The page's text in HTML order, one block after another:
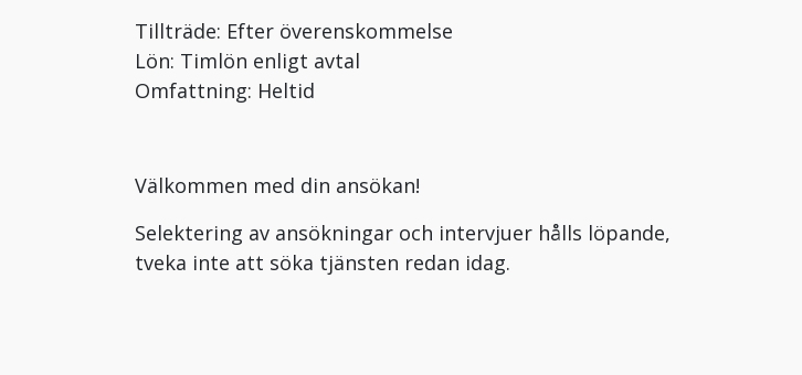
Tillträde: Efter överenskommelse
Lön: Timlön enligt avtal
Omfattning: Heltid
Välkommen med din ansökan!
Selektering av ansökningar och intervjuer hålls löpande,
tveka inte att söka tjänsten redan idag.